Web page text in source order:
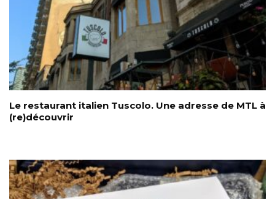
Le restaurant italien Tuscolo. Une adresse de MTL à
(re)découvrir